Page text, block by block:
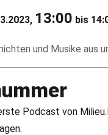
13:00 bis
und Musike aus
Podcast von